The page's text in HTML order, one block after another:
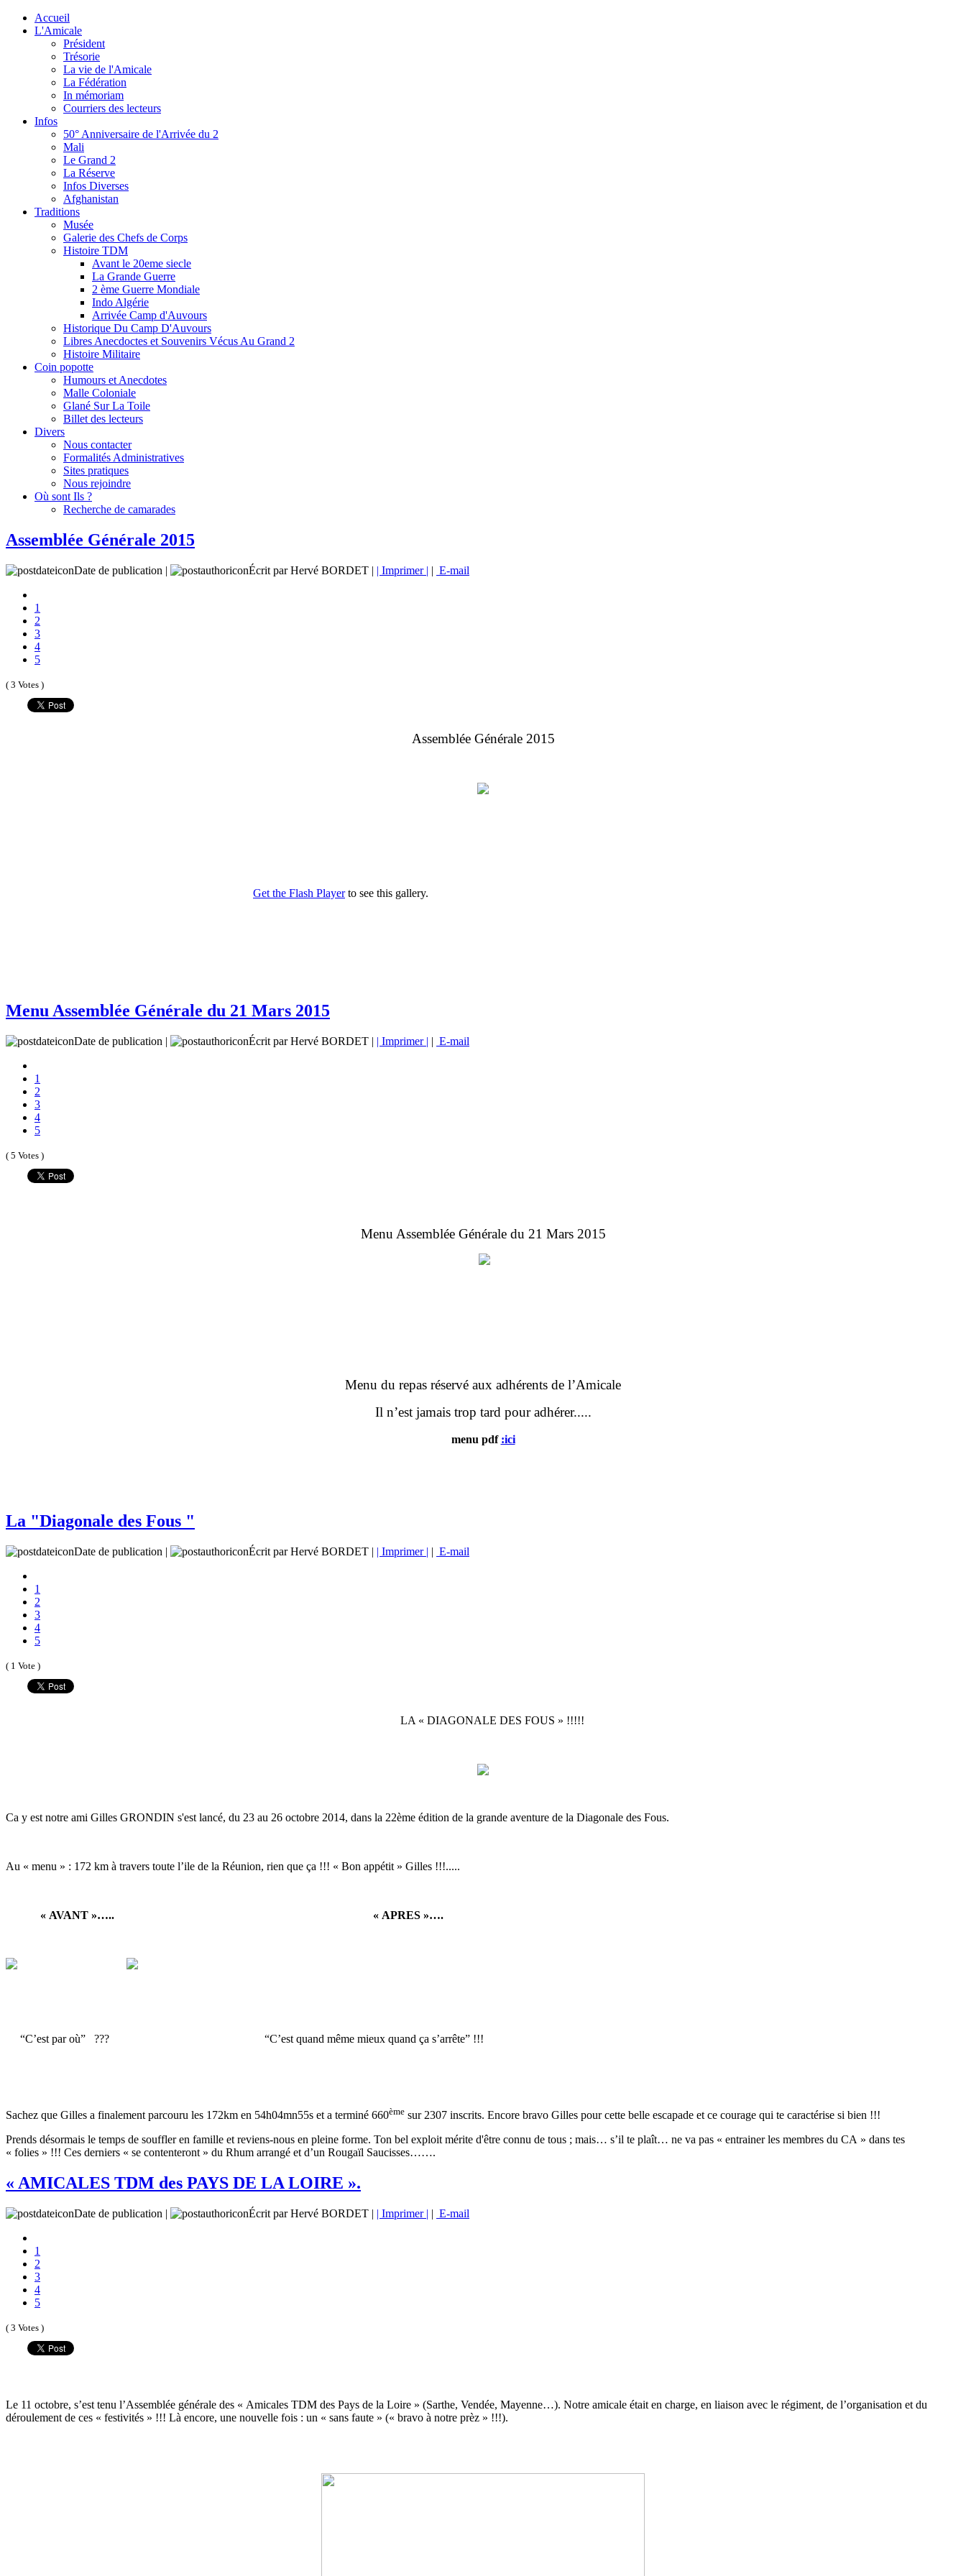
Accueil
L'Amicale
Président
Trésorie
La vie de l'Amicale
La Fédération
In mémoriam
Courriers des lecteurs
Infos
50° Anniversaire de l'Arrivée du 2
Mali
Le Grand 2
La Réserve
Infos Diverses
Afghanistan
Traditions
Musée
Galerie des Chefs de Corps
Histoire TDM
Avant le 20eme siecle
La Grande Guerre
2 ème Guerre Mondiale
Indo Algérie
Arrivée Camp d'Auvours
Historique Du Camp D'Auvours
Libres Anecdoctes et Souvenirs Vécus Au Grand 2
Histoire Militaire
Coin popotte
Humours et Anecdotes
Malle Coloniale
Glané Sur La Toile
Billet des lecteurs
Divers
Nous contacter
Formalités Administratives
Sites pratiques
Nous rejoindre
Où sont Ils ?
Recherche de camarades
Assemblée Générale 2015
Date de publication | Écrit par Hervé BORDET | | Imprimer | | E-mail
1
2
3
4
5
( 3 Votes )
Assemblée Générale 2015
Menu Assemblée Générale du 21 Mars 2015
Date de publication | Écrit par Hervé BORDET | | Imprimer | | E-mail
1
2
3
4
5
( 5 Votes )
Menu Assemblée Générale du 21 Mars 2015
Menu du repas réservé aux adhérents de l’Amicale
Il n’est jamais trop tard pour adhérer.....
menu pdf :ici
La "Diagonale des Fous "
Date de publication | Écrit par Hervé BORDET | | Imprimer | | E-mail
1
2
3
4
5
( 1 Vote )
LA « DIAGONALE DES FOUS » !!!!!
Ca y est notre ami Gilles GRONDIN s'est lancé, du 23 au 26 octobre 2014, dans la 22ème édition de la grande aventure de la Diagonale des Fous.
Au « menu » : 172 km à travers toute l’ile de la Réunion, rien que ça !!! « Bon appétit » Gilles !!!.....
« AVANT »….. « APRES »….
“C’est par où” ??? “C’est quand même mieux quand ça s’arrête” !!!
Sachez que Gilles a finalement parcouru les 172km en 54h04mn55s et a terminé 660ème sur 2307 inscrits. Encore bravo Gilles pour cette belle escapade et ce courage qui te caractérise si bien !!!
Prends désormais le temps de souffler en famille et reviens-nous en pleine forme. Ton bel exploit mérite d'être connu de tous ; mais… s’il te plaît… ne va pas « entrainer les membres du CA » dans tes
« folies » !!! Ces derniers « se contenteront » du Rhum arrangé et d’un Rougaïl Saucisses…….
« AMICALES TDM des PAYS DE LA LOIRE ».
Date de publication | Écrit par Hervé BORDET | | Imprimer | | E-mail
1
2
3
4
5
( 3 Votes )
Le 11 octobre, s’est tenu l’Assemblée générale des « Amicales TDM des Pays de la Loire » (Sarthe, Vendée, Mayenne…). Notre amicale était en charge, en liaison avec le régiment, de l’organisation et du
déroulement de ces « festivités » !!! Là encore, une nouvelle fois : un « sans faute » (« bravo à notre prèz » !!!).